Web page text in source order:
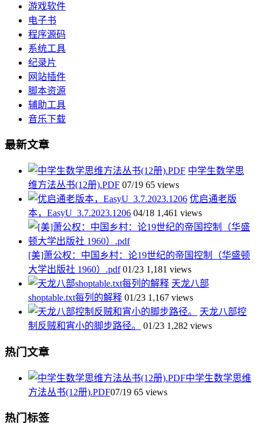
游戏软件
电子书
程序源码
系统工具
纪录片
网站插件
脚本资源
辅助工具
音乐下载
最新文章
中学生数学思
维方法丛书(12册).PDF 07/19 65 views
优启通老版
本，EasyU_3.7.2023.1206 04/18 1,461 views
[美]萧公权：中国乡村：论19世纪的帝国控制（华盛顿
大学出版社 1960）.pdf 01/23 1,181 views
天龙八部
shoptable.txt每列的解释 01/23 1,167 views
天龙八部控
制反贼和宵小的脚步路径。
01/23 1,282 views
热门文章
中学生数学思维
方法丛书(12册).PDF07/19 65 views
热门标签